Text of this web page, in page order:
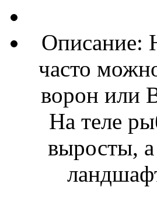
Описание:
часто
ворон или
На теле
выросты,